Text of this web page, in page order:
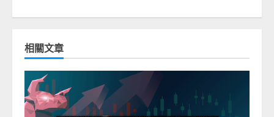
相關文章